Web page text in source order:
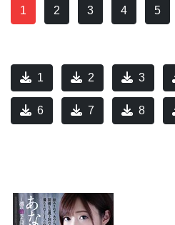
1 2 3 4 5
1 2 3
6 7 8